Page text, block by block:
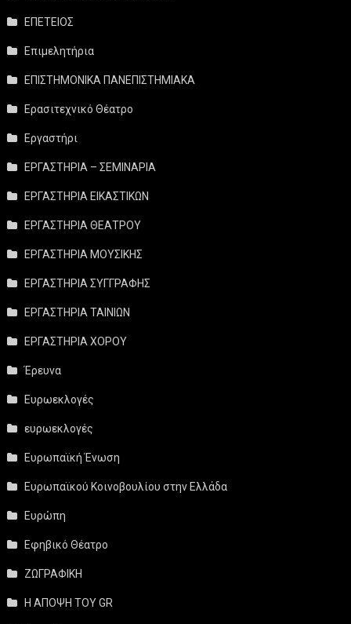
ΕΠΕΤΕΙΟΣ
Επιμελητήρια
ΕΠΙΣΤΗΜΟΝΙΚΑ ΠΑΝΕΠΙΣΤΗΜΙΑΚΑ
Ερασιτεχνικό Θέατρο
Εργαστήρι
ΕΡΓΑΣΤΗΡΙΑ – ΣΕΜΙΝΑΡΙΑ
ΕΡΓΑΣΤΗΡΙΑ ΕΙΚΑΣΤΙΚΩΝ
ΕΡΓΑΣΤΗΡΙΑ ΘΕΑΤΡΟΥ
ΕΡΓΑΣΤΗΡΙΑ ΜΟΥΣΙΚΗΣ
ΕΡΓΑΣΤΗΡΙΑ ΣΥΓΓΡΑΦΗΣ
ΕΡΓΑΣΤΗΡΙΑ ΤΑΙΝΙΩΝ
ΕΡΓΑΣΤΗΡΙΑ ΧΟΡΟΥ
Έρευνα
Ευρωεκλογές
ευρωεκλογές
Ευρωπαϊκή Ένωση
Ευρωπαϊκού Κοινοβουλίου στην Ελλάδα
Ευρώπη
Εφηβικό Θέατρο
ΖΩΓΡΑΦΙΚΗ
Η ΑΠΟΨΗ ΤΟΥ GR